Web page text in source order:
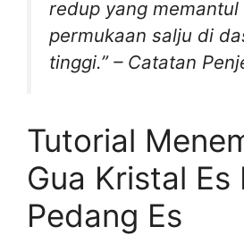
redup yang
permukaan salju di
tinggi.” – Catatan
Tutorial
Gua Kristal Es
Pedang Es